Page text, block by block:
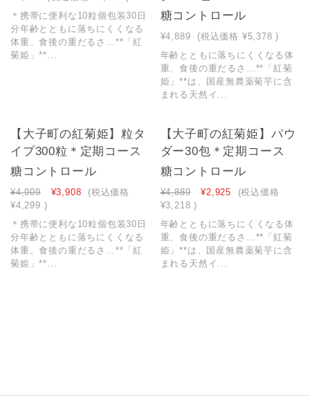
＊携帯に便利な10粒個包装30日
分年齢とともに落ちにくくなる
体重、食後の重だるさ…**「紅
菊姫」**...
糖コントロール
¥4,889 (税込価格 ¥5,378 )
年齢とともに落ちにくくなる体
重、食後の重だるさ…**「紅菊
姫」**は、国産無農薬菊芋に含
まれる天然イ...
【大子町の紅菊姫】粒タ
イプ300粒＊定期コース
糖コントロール
¥4,909 ¥3,908
(税込価格
¥4,299 )
＊携帯に便利な10粒個包装30日
分年齢とともに落ちにくくなる
体重、食後の重だるさ…**「紅
菊姫」**...
【大子町の紅菊姫】パウ
ダー30包＊定期コース
糖コントロール
¥4,889 ¥2,925
(税込価格
¥3,218 )
年齢とともに落ちにくくなる体
重、食後の重だるさ…**「紅菊
姫」**は、国産無農薬菊芋に含
まれる天然イ...